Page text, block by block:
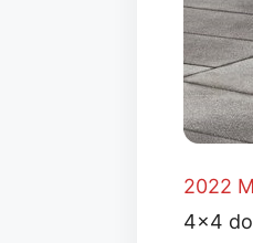
2022
4×4